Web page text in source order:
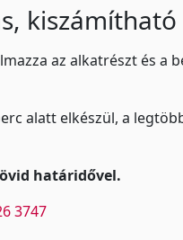
az alkatrészt és a
alatt elkészül, a
határidővel.
3747